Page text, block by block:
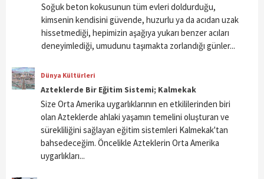
Soğuk beton kokusunun tüm evleri doldurduğu,
kimsenin kendisini güvende, huzurlu ya da acıdan uzak
hissetmediği, hepimizin aşağıya yukarı benzer acıları
deneyimlediği, umudunu taşımakta zorlandığı günler...
Dünya Kültürleri
Azteklerde Bir Eğitim Sistemi; Kalmekak
Size Orta Amerika uygarlıklarının en etkililerinden biri
olan Azteklerde ahlaki yaşamın temelini oluşturan ve
sürekliliğini sağlayan eğitim sistemleri Kalmekak'tan
bahsedeceğim. Öncelikle Azteklerin Orta Amerika
uygarlıkları...